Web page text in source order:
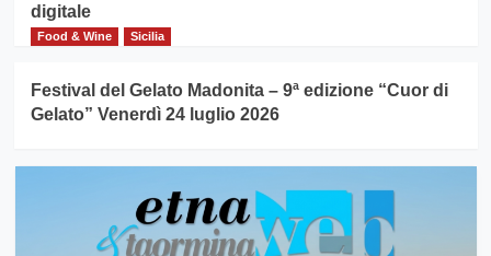
digitale
Food & Wine Sicilia
Festival del Gelato Madonita – 9ª edizione “Cuor di
Gelato” Venerdì 24 luglio 2026